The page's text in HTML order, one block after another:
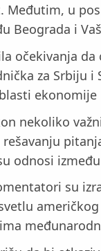
u
Beograda i
očekivanja
za Srbiju
nekoliko
odnosi
su